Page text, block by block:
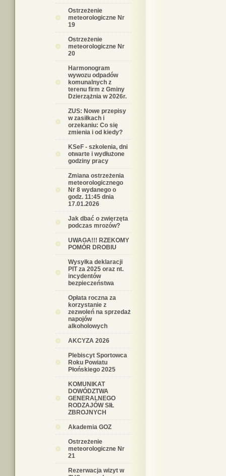
Ostrzeżenie
meteorologiczne Nr
19
Ostrzeżenie
meteorologiczne Nr
20
Harmonogram
wywozu odpadów
komunalnych z
terenu firm z Gminy
Dzierzążnia w 2026r.
ZUS: Nowe przepisy
w zasiłkach i
orzekaniu: Co się
zmienia i od kiedy?
KSeF - szkolenia, dni
otwarte i wydłużone
godziny pracy
Zmiana ostrzeżenia
meteorologicznego
Nr 8 wydanego o
godz. 11:45 dnia
17.01.2026
Jak dbać o zwięrzęta
podczas mrozów?
UWAGA!!! RZEKOMY
POMÓR DROBIU
Wysyłka deklaracji
PIT za 2025 oraz nt.
incydentów
bezpieczeństwa
Opłata roczna za
korzystanie z
zezwoleń na sprzedaż
napojów
alkoholowych
AKCYZA 2026
Plebiscyt Sportowca
Roku Powiatu
Płońskiego 2025
KOMUNIKAT
DOWÓDZTWA
GENERALNEGO
RODZAJÓW SIŁ
ZBROJNYCH
Akademia GOZ
Ostrzeżenie
meteorologiczne Nr
21
Rezerwacja wizyt w